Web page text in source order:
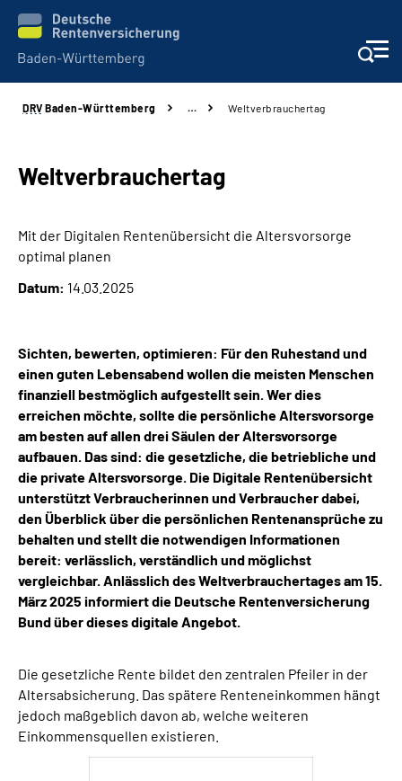
Beratung und Kontakt
Kunden
Karriere
Über uns
Inhalte in Gebärdensprache (DGS)
Leichte Sprache
Suche
Mein Kundenportal
DRV Baden-Württemberg … Weltverbrauchertag
Weltverbrauchertag
Mit der Digitalen Rentenübersicht die Altersvorsorge
optimal planen
Datum: 14.03.2025
Sichten, bewerten, optimieren: Für den Ruhestand und
einen guten Lebensabend wollen die meisten Menschen
finanziell bestmöglich aufgestellt sein. Wer dies
erreichen möchte, sollte die persönliche Altersvorsorge
am besten auf allen drei Säulen der Altersvorsorge
aufbauen. Das sind: die gesetzliche, die betriebliche und
die private Altersvorsorge. Die Digitale Rentenübersicht
unterstützt Verbraucherinnen und Verbraucher dabei,
den Überblick über die persönlichen Rentenansprüche zu
behalten und stellt die notwendigen Informationen
bereit: verlässlich, verständlich und möglichst
vergleichbar. Anlässlich des Weltverbrauchertages am 15.
März 2025 informiert die Deutsche Rentenversicherung
Bund über dieses digitale Angebot.
Die gesetzliche Rente bildet den zentralen Pfeiler in der
Altersabsicherung. Das spätere Renteneinkommen hängt
jedoch maßgeblich davon ab, welche weiteren
Einkommensquellen existieren.